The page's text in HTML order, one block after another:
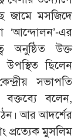
জামে মসজিদে
এর
অনুষ্ঠিত উক্ত
ছিলেন
সভাপতি
বলেন,
আর আদর্শের
প্রত্যেক মুসলিম